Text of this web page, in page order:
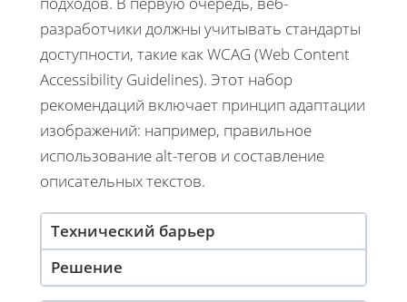
разработчики должны учитывать стандарты
доступности, такие как WCAG (Web Content
Accessibility Guidelines). Этот набор
рекомендаций включает принцип адаптации
изображений: например, правильное
использование alt-тегов и составление
описательных текстов.
Технический барьер
Решение